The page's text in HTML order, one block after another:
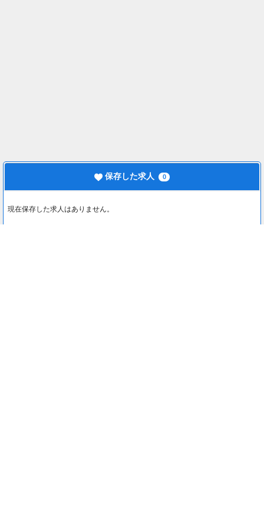
保存した求人 0
現在保存した求人はありません。